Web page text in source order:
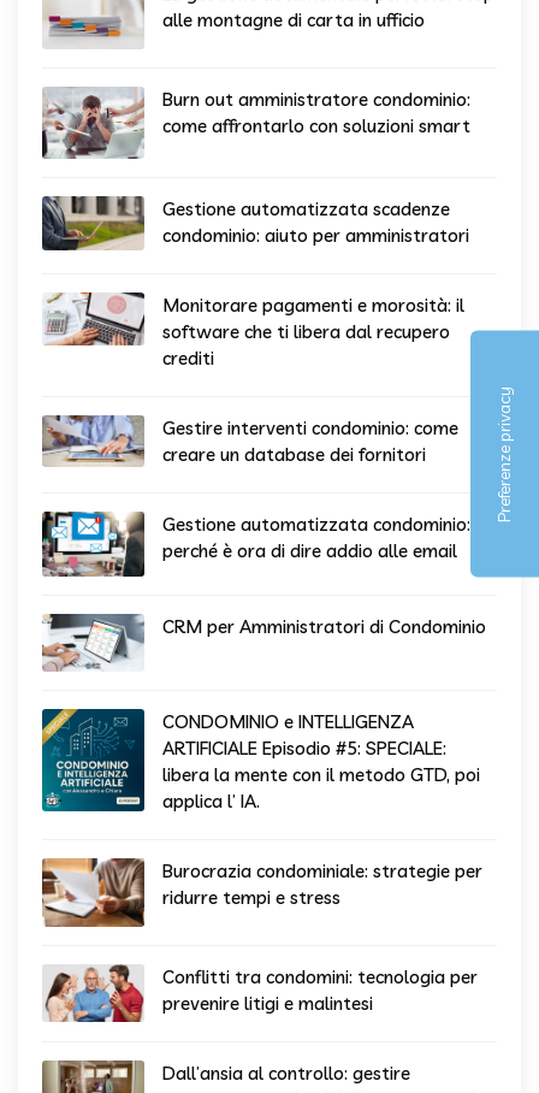
alle montagne di carta in ufficio
Burn out amministratore condominio:
come affrontarlo con soluzioni smart
Gestione automatizzata scadenze
condominio: aiuto per amministratori
Monitorare pagamenti e morosità: il
software che ti libera dal recupero
crediti
Gestire interventi condominio: come
creare un database dei fornitori
Gestione automatizzata condominio:
perché è ora di dire addio alle email
CRM per Amministratori di Condominio
CONDOMINIO e INTELLIGENZA
ARTIFICIALE Episodio #5: SPECIALE:
libera la mente con il metodo GTD, poi
applica l’ IA.
Burocrazia condominiale: strategie per
ridurre tempi e stress
Conflitti tra condomini: tecnologia per
prevenire litigi e malintesi
Dall’ansia al controllo: gestire